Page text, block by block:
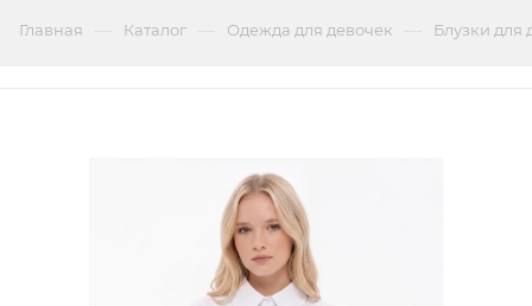
Главная Каталог Одежда для девочек Блузки для